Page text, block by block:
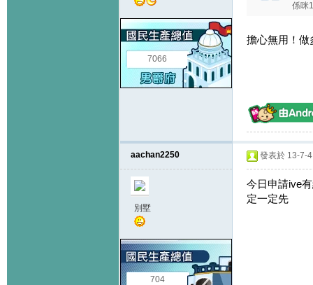
7066
係咪
擔心無用！做
aachan2250
別墅
704
發表於 13-7-
今日申請ive
定一定先